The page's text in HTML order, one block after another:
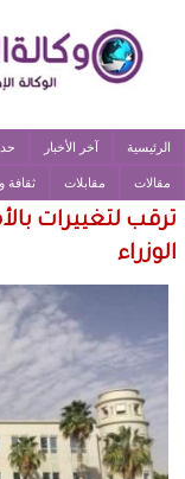
الرئيسية آخر الأخبار
مقالات مقابلات ثقافة
ترقب لتغييرات
الوزراء